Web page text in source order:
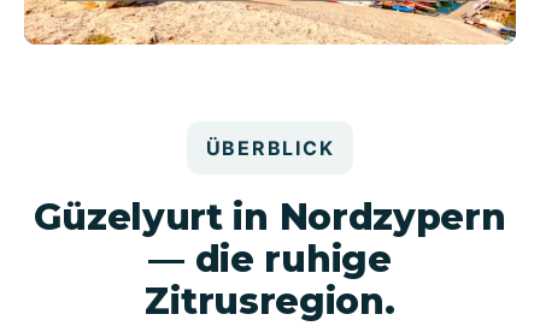
ÜBERBLICK
Güzelyurt in Nordzypern
— die ruhige
Zitrusregion.